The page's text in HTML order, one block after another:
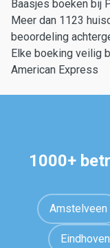
Baasjes boeken bij
Meer dan 1123
beoordeling
Elke boeking veilig
American Express
1000+
Amstelveen
Eindhoven